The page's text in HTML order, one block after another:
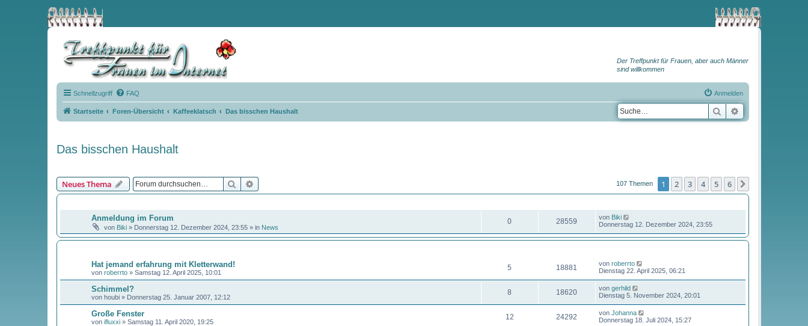
Der Treffpunkt für Frauen, aber auch Männer
sind willkommen
Schnellzugriff FAQ Anmelden
Startseite Foren-Übersicht Kaffeeklatsch Das bisschen Haushalt Suche
Das bisschen Haushalt
Neues Thema Suche 107 Themen 1 2 3 4 5 6
Anmeldung im Forum
von Biki» Donnerstag 12. Dezember 2024, 23:55» in News
0 28559 von Biki
Donnerstag 12. Dezember 2024, 23:55
Hat jemand erfahrung mit Kletterwand!
von roberrto» Samstag 12. April 2025, 10:01
5 18881 von roberrto
Dienstag 22. April 2025, 06:21
Schimmel?
von houbi» Donnerstag 25. Januar 2007, 12:12
8 18620 von gerhild
Dienstag 5. November 2024, 20:01
Große Fenster
von ifluxxi» Samstag 11. April 2020, 19:25
12 24292 von Johanna
Donnerstag 18. Juli 2024, 15:27